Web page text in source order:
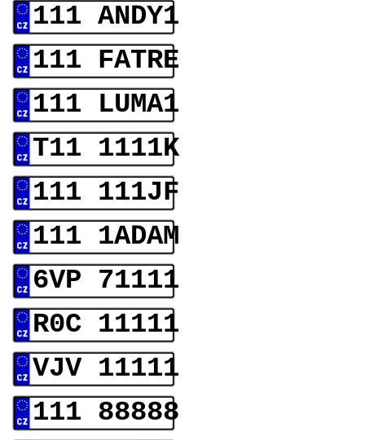
111 ANDY1
111 FATRE
111 LUMA1
T11 1111K
111 111JF
111 1ADAM
6VP 71111
R0C 11111
VJV 11111
111 88888